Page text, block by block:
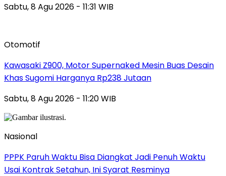
Sabtu, 8 Agu 2026 - 11:31 WIB
Otomotif
Kawasaki Z900, Motor Supernaked Mesin Buas Desain
Khas Sugomi Harganya Rp238 Jutaan
Sabtu, 8 Agu 2026 - 11:20 WIB
Nasional
PPPK Paruh Waktu Bisa Diangkat Jadi Penuh Waktu
Usai Kontrak Setahun, Ini Syarat Resminya